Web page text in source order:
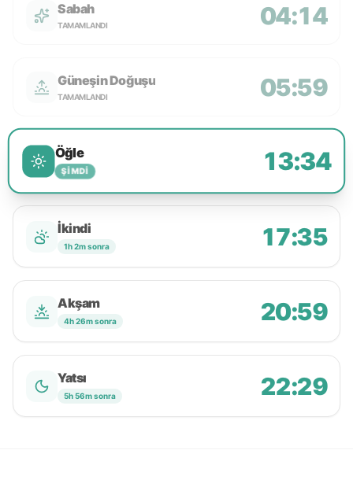
Sabah
TAMAMLANDI 04:14
Güneşin Doğuşu
TAMAMLANDI 05:59
Öğle
ŞIMDI 13:34
İkindi
1h 2m sonra 17:35
Akşam
4h 26m sonra 20:59
Yatsı
5h 56m sonra 22:29